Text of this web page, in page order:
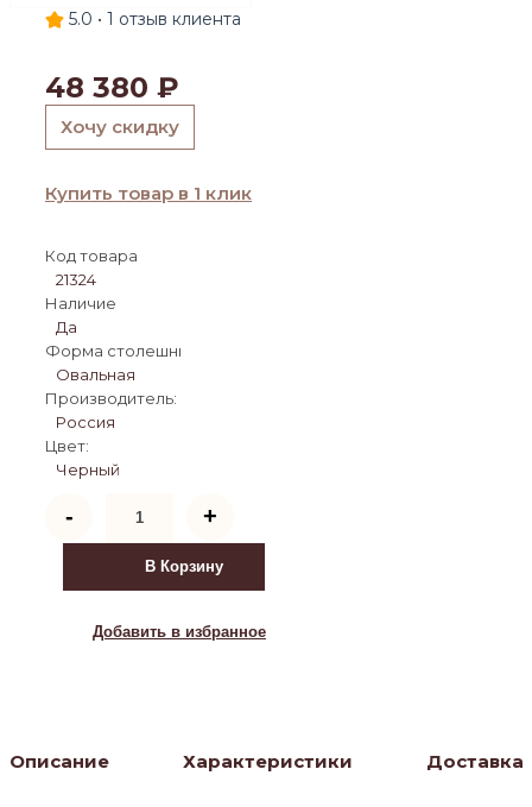
5.0 • 1 отзыв клиента
48 380 ₽
Хочу скидку
Купить товар в 1 клик
Код товара
21324
Наличие
Да
Форма столешницы:
Овальная
Производитель:
Россия
Цвет:
Черный
-
товара
Стол
KENNER
DO1100
керамика
+
В Корзину
Добавить в избранное
Описание Характеристики Доставка